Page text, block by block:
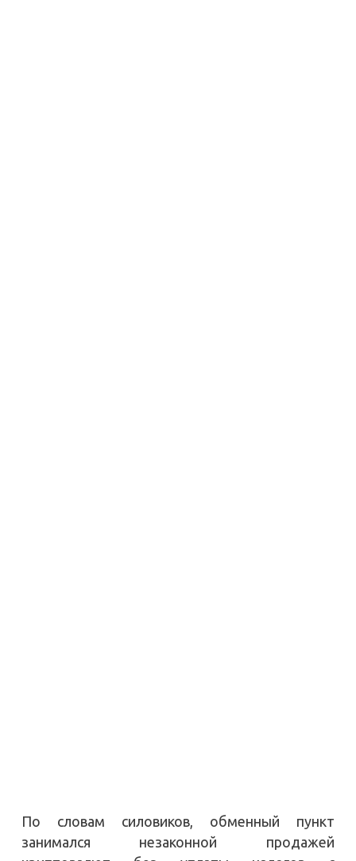
По словам силовиков, обменный пункт
занимался незаконной продажей